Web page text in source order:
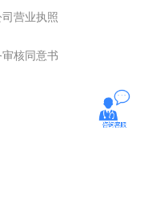
营业执照
核同意书